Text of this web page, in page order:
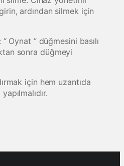
ardından silmek için
Oynat ” düğmesini basılı
sonra düğmeyi
için hem uzantıda